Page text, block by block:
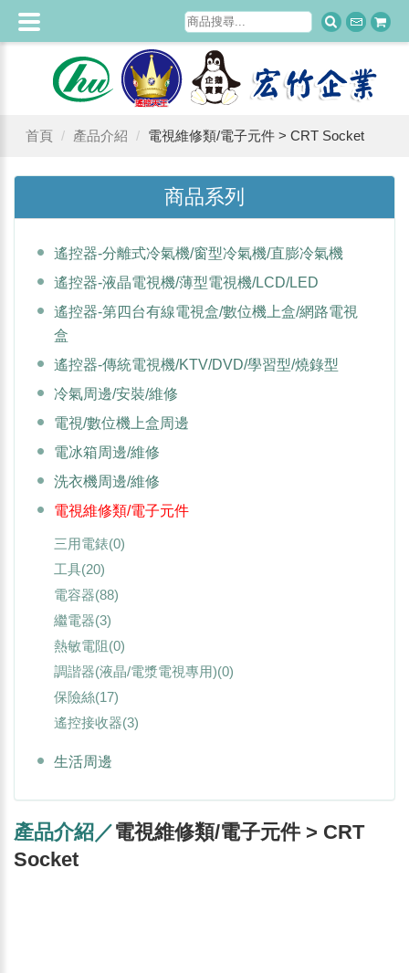
首頁 產品介紹 電視維修類/電子元件 > CRT Socket
商品系列
遙控器-分離式冷氣機/窗型冷氣機/直膨冷氣機
遙控器-液晶電視機/薄型電視機/LCD/LED
遙控器-第四台有線電視盒/數位機上盒/網路電視
盒
遙控器-傳統電視機/KTV/DVD/學習型/燒錄型
冷氣周邊/安裝/維修
電視/數位機上盒周邊
電冰箱周邊/維修
洗衣機周邊/維修
電視維修類/電子元件
三用電錶(0)
工具(20)
電容器(88)
繼電器(3)
熱敏電阻(0)
調諧器(液晶/電漿電視專用)(0)
保險絲(17)
遙控接收器(3)
生活周邊
產品介紹／電視維修類/電子元件 > CRT
Socket